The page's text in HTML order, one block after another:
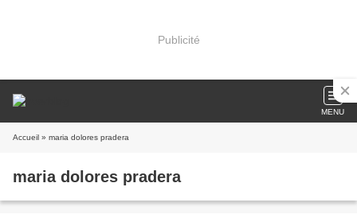
Publicité
MENU
Accueil » maria dolores pradera
maria dolores pradera